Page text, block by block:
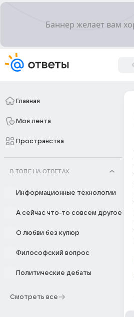
Главная
Моя лента
Пространства
В ТОПЕ НА ОТВЕТАХ
Информационные технологии
А сейчас что-то совсем другое
О любви без купюр
Философский вопрос
Политические дебаты
Смотреть все